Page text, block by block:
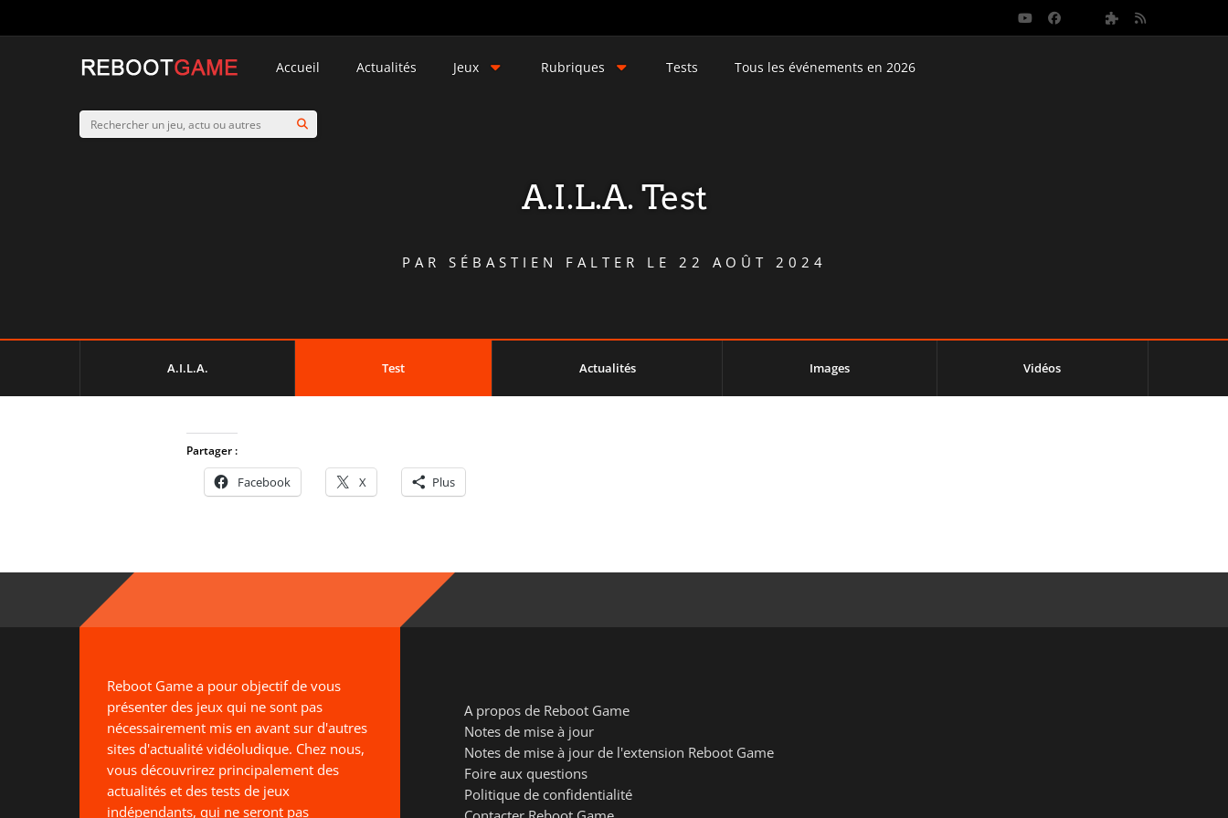
Accueil Actualités Jeux Rubriques Tests Tous les événements en 2026
A.I.L.A. Test
PAR SÉBASTIEN FALTER LE 22 AOÛT 2024
A.I.L.A. Test Actualités Images Vidéos
Partager :
Facebook X Plus
Reboot Game a pour objectif de vous
présenter des jeux qui ne sont pas
nécessairement mis en avant sur d'autres
sites d'actualité vidéoludique. Chez nous,
vous découvrirez principalement des
actualités et des tests de jeux
indépendants, qui ne seront pas
A propos de Reboot Game
Notes de mise à jour
Notes de mise à jour de l'extension Reboot Game
Foire aux questions
Politique de confidentialité